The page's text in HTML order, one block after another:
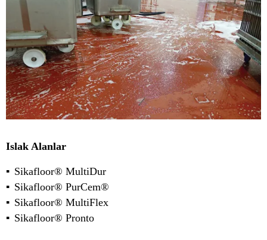
Islak Alanlar
Sikafloor® MultiDur
Sikafloor® PurCem®
Sikafloor® MultiFlex
Sikafloor® Pronto